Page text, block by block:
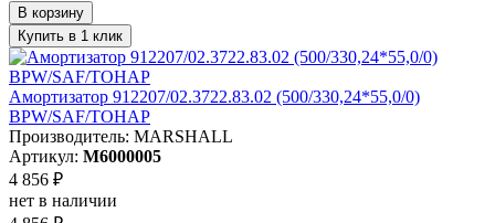
В корзину
Купить в 1 клик
Амортизатор 912207/02.3722.83.02 (500/330,24*55,0/0)
BPW/SAF/ТОНАР
Производитель: MARSHALL
Артикул: M6000005
4 856 ₽
нет в наличии